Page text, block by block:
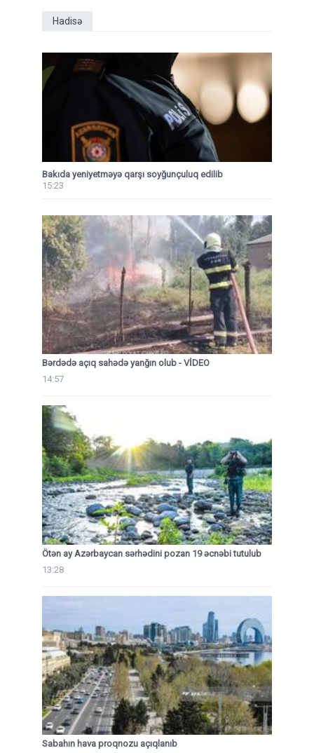
Hadisə
Bakıda yeniyetməyə qarşı soyğunçuluq edilib
15:23
Bərdədə açıq sahədə yanğın olub - VİDEO
14:57
Ötən ay Azərbaycan sərhədini pozan 19 əcnəbi tutulub
13:28
Sabahın hava proqnozu açıqlanıb